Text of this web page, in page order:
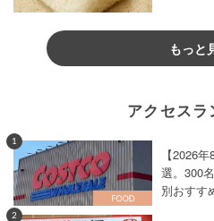
もっと
アクセス
1
【2026
選。300
別おすす
2